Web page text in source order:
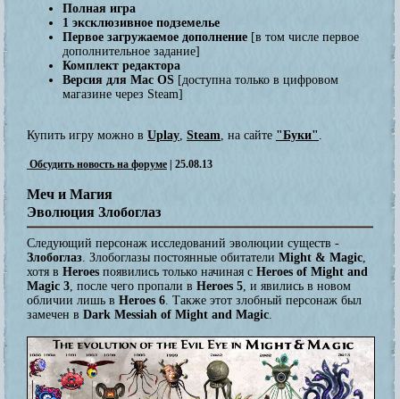
Полная игра
1 эксклюзивное подземелье
Первое загружаемое дополнение [в том числе первое
дополнительное задание]
Комплект редактора
Версия для Mac OS [доступна только в цифровом
магазине через Steam]
Купить игру можно в Uplay, Steam, на сайте "Буки".
Обсудить новость на форуме | 25.08.13
Меч и Магия
Эволюция Злобоглаз
Следующий персонаж исследований эволюции существ -
Злобоглаз. Злобоглазы постоянные обитатели Might & Magic,
хотя в Heroes появились только начиная с Heroes of Might and
Magic 3, после чего пропали в Heroes 5, и явились в новом
обличии лишь в Heroes 6. Также этот злобный персонаж был
замечен в Dark Messiah of Might and Magic.